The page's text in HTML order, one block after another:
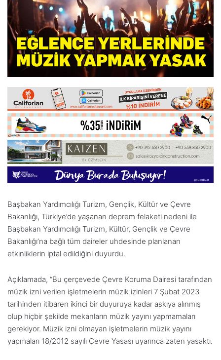
Başbakan Yardımcılığı Turizm, Gençlik, Kültür ve Çevre
Bakanlığı, Türkiye’de yaşanan deprem felaketi nedeni ile
Başbakan Yardımcılığı Turizm, Kültür, Gençlik ve Çevre
Bakanlığı’na bağlı tüm daireler uhdesinde planlanan
etkinliklerin iptal edildiğini duyurdu.
Açıklamada, “Bu çerçevede Çevre Koruma Dairesi tarafından
müzik izni verilen işletmelerin müzik izinleri 7 Şubat 2023
tarihinden itibaren ikinci bir duyuruya kadar askıya alınmış
olup hiçbir şekilde mekanların müzik yayını yapmamaları
gerekiyor. Müzik izni olmayan işletmelerin müzik yayını
yapmaları 18/2012 sayılı Çevre Yasası uyarınca zaten yasaktı.